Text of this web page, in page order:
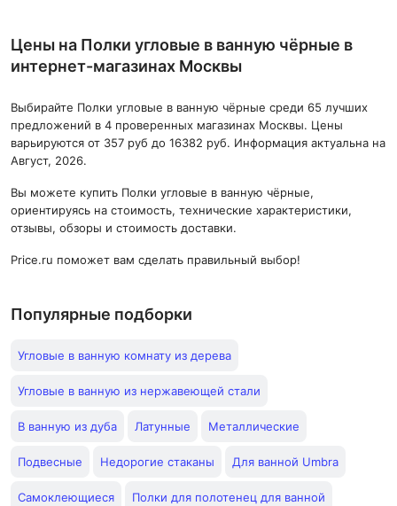
Цены на Полки угловые в ванную чёрные в
интернет-магазинах Москвы
Выбирайте Полки угловые в ванную чёрные среди 65 лучших
предложений в 4 проверенных магазинах Москвы. Цены
варьируются от 357 руб до 16382 руб. Информация актуальна на
Август, 2026.
Вы можете купить Полки угловые в ванную чёрные,
ориентируясь на стоимость, технические характеристики,
отзывы, обзоры и стоимость доставки.
Price.ru поможет вам сделать правильный выбор!
Популярные подборки
Угловые в ванную комнату из дерева
Угловые в ванную из нержавеющей стали
В ванную из дуба Латунные Металлические
Подвесные Недорогие стаканы Для ванной Umbra
Самоклеющиеся Полки для полотенец для ванной